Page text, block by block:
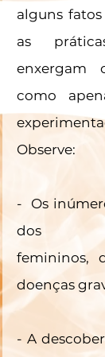
alguns
as
enxergam
como
Observe:
-  Os
dos
femininos,
doenças
- A